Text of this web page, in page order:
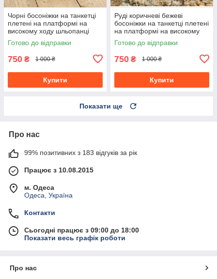
Чорні босоніжки на танкетці
плетені на платформі на
високому ходу шльопанці
Готово до відправки
750 ₴ 1 000 ₴
Купити
Руді коричневі бежеві
босоніжки на танкетці плетені
на платформі на високому
ходу шльопанці
Готово до відправки
750 ₴ 1 000 ₴
Купити
Показати ще
Про нас
99% позитивних з 183 відгуків за рік
Працює з 10.08.2015
м. Одеса
Одеса, Україна
Контакти
Сьогодні працює з 09:00 до 18:00
Показати весь графік роботи
Про нас